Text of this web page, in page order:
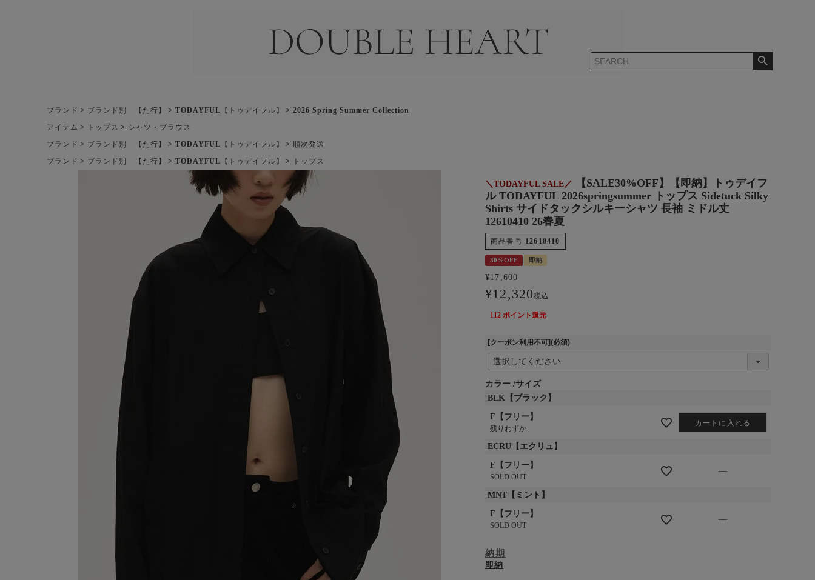
ブランド ブランド別 【た行】 TODAYFUL【トゥデイフル】
2026 Spring Summer Collection
アイテム
トップス
シャツ・ブラウス
ブランド
ブランド別 【た行】 TODAYFUL【トゥデイフル】
順次発送
ブランド
ブランド別 【た行】 TODAYFUL【トゥデイフル】 トップス
＼TODAYFUL SALE／
【SALE30%OFF】【即納】トゥデイフ
ル TODAYFUL 2026springsummer トップス Sidetuck Silky
Shirts サイドタックシルキーシャツ 長袖 ミドル丈
12610410 26春夏
商品番号 12610410
30%OFF 即納
¥17,600
¥12,320税込
112 ポイント還元
[クーポン利用不可](必須)
カラー サイズ
BLK【ブラック】
F【フリー】
残りわずか
カートに入れる
ECRU【エクリュ】
F【フリー】
SOLD OUT
—
MNT【ミント】
F【フリー】
SOLD OUT
—
納期
即納